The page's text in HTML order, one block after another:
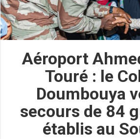
Aéroport
Touré : le
Doumbouya
secours de 84
établis au